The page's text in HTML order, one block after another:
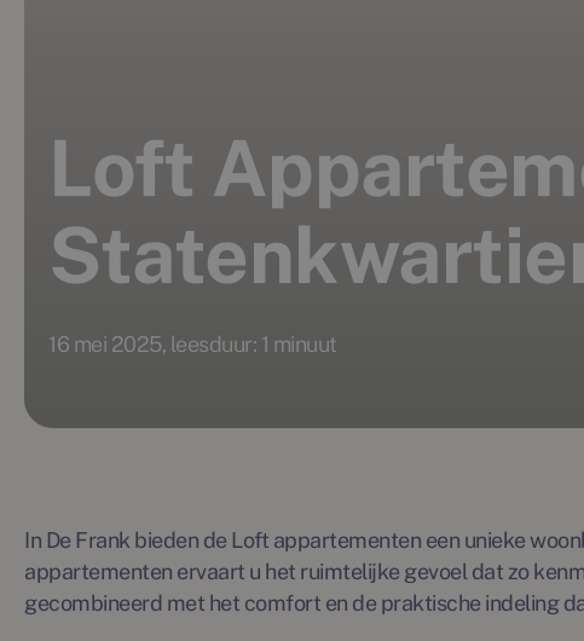
Loft
16 mei 2025, leesduur: 1 minuut
In De Frank bieden de Loft appartementen een unieke
appartementen ervaart u het ruimtelijke gevoel dat zo
gecombineerd met het comfort en de praktische indeling